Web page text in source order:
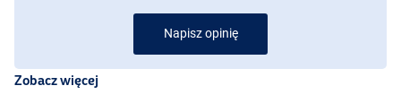
Centralka
Napisz opinię
Zobacz więcej